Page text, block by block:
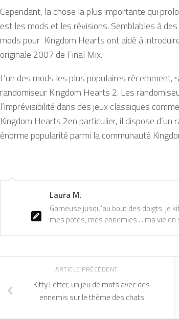
Cependant, la chose la plus importante qui
est les mods et les révisions. Semblables à
mods pour Kingdom Hearts ont aidé à
originale 2007 de Final Mix.
L’un des mods les plus populaires récemment,
randomiseur Kingdom Hearts 2. Les
l’imprévisibilité dans des jeux classiques
Kingdom Hearts 2en particulier, il dispose
énorme popularité parmi la communauté
Laura M.
Gameuse jusqu'au bout des doigts, je
mes potes, mes ennemies ... ma vie en
ARTICLE PRÉCÉDENT
Kitty Letter, un jeu de mots avec des
ennemis sur le thème des chats